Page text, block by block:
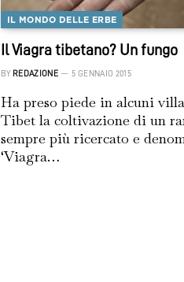
IL MONDO DELLE ERBE
Il Viagra tibetano? Un fungo
BY REDAZIONE 5 GENNAIO 2015
Ha preso piede in alcuni
Tibet la coltivazione di un
sempre più ricercato e
‘Viagra…